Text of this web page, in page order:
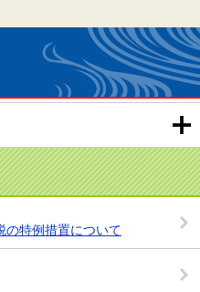
の特例措置について